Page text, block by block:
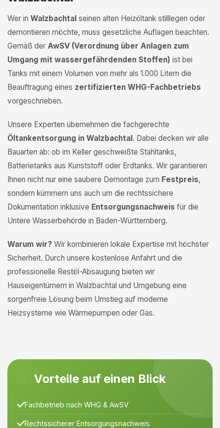
Wer in Walzbachtal seinen alten Heizöltank stilllegen oder
demontieren möchte, muss gesetzliche Auflagen beachten.
Gemäß der AwSV (Verordnung über Anlagen zum
Umgang mit wassergefährdenden Stoffen) ist bei
Tanks mit einem Volumen von mehr als 1.000 Litern die
Beauftragung eines zertifizierten WHG-Fachbetriebs
vorgeschrieben.
Unsere Experten übernehmen die fachgerechte
Öltankentsorgung in Walzbachtal. Dabei decken wir alle
Bauarten ab: ob im Keller geschweißte Stahltanks,
Batterietanks aus Kunststoff oder Erdtanks. Wir garantieren
Ihnen nicht nur eine saubere Demontage zum Festpreis,
sondern kümmern uns auch um die rechtssichere
Dokumentation inklusive Entsorgungsnachweis für die
Untere Wasserbehörde in Baden-Württemberg.
Warum wir? Wir kombinieren lokale Expertise mit höchster
Sicherheit. Durch unsere kostenlose Anfahrt und die
professionelle Restöl-Absaugung bieten wir
Hauseigentümern in Walzbachtal und Umgebung eine
sorgenfreie Lösung beim Umstieg auf moderne
Heizsysteme wie Wärmepumpen oder Gas.
Vorteile auf einen Blick
Fachbetrieb nach WHG & AwSV
Rechtssicherer Entsorgungsnachweis